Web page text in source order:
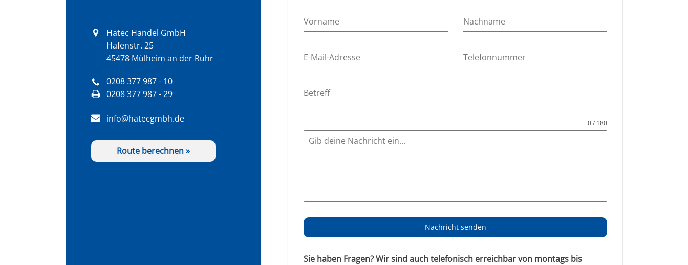
Hatec Handel GmbH
Hafenstr. 25
45478 Mülheim an der Ruhr
0208 377 987 - 10
0208 377 987 - 29
info@hatecgmbh.de
Route berechnen »
0 / 180
Nachricht senden
Sie haben Fragen? Wir sind auch telefonisch erreichbar von montags bis